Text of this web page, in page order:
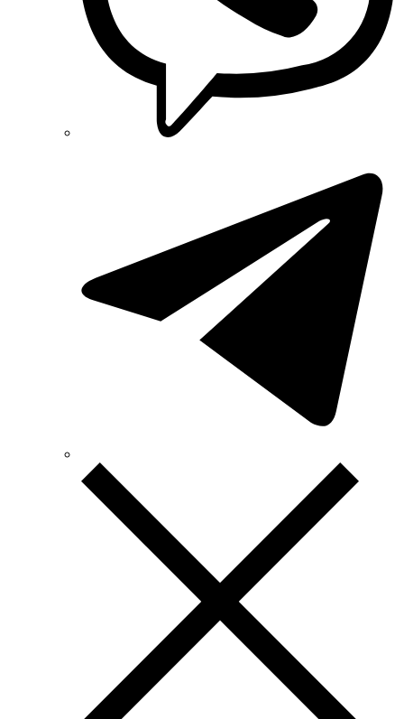
Reliance (Украина)
REM POWER (Словения)
Schneider-Electric (Франция)
Selec (Индия)
Smart-MAIC
Technoelectric (Италия)
Technosystems (Украина)
TEKPAN (Турция)
TeleTec (Украина)
Vargo (Украина)
Vector VS
Vimar (Италия)
Volter (Украина)
Volterm (Украина)
Wago (Германия)
АС Привод (Украина)
АСКО-УКРЕМ (Украина)
Запорожский завод цветных металлов (ЗЗЦМ)
Каблекс Одесса